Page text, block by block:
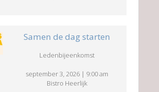
Samen de dag starten
Ledenbijeenkomst
september 3, 2026 | 9:00 am
Bistro Heerlijk